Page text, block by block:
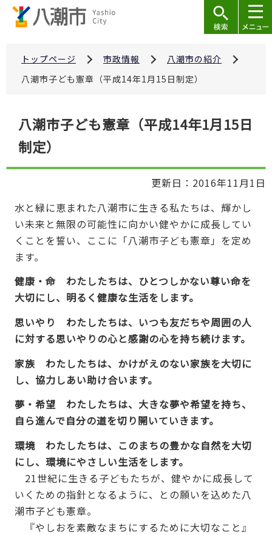
トップページ 市政情報
八潮市の紹介
八潮市子ども憲章（平成14年1月15日制定）
八潮市子ども憲章（平成14年1月15日
制定）
更新日：2016年11月1日
水と緑に恵まれた八潮市に生きる私たちは、輝かし
い未来と無限の可能性に向かい健やかに成長してい
くことを誓い、ここに「八潮市子ども憲章」を定め
ます。
健康・命 わたしたちは、ひとつしかない尊い命を
大切にし、明るく健康な生活をします。
思いやり わたしたちは、いつも友だちや周囲の人
に対する思いやりの心と感謝の心を持ち続けます。
家族 わたしたちは、かけがえのない家族を大切に
し、協力しあい助け合います。
夢・希望 わたしたちは、大きな夢や希望を持ち、
自ら進んで自分の道を切り開いていきます。
環境 わたしたちは、このまちの豊かな自然を大切
にし、環境にやさしい生活をします。
21世紀に生きる子どもたちが、健やかに成長して
いくための指針となるように、との願いを込めた八
潮市子ども憲章。
『やしおを素敵なまちにするために大切なこと』